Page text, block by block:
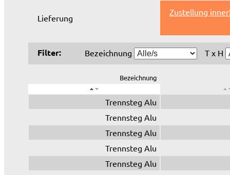
Lieferung
Zustellung
Filter: Bezeichnung T x H
Bezeichnung
Trennsteg Alu
Trennsteg Alu
Trennsteg Alu
Trennsteg Alu
Trennsteg Alu